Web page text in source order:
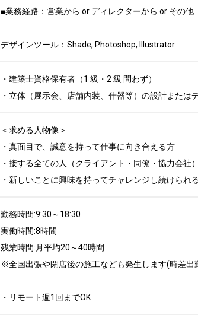
■業務経路：営業から or ディレクターから or その他
デザインツール：Shade, Photoshop, Illustrator
・建築士資格保有者（1 級・2 級 問わず）
・立体（展示会、店舗内装、什器等）の設計または
＜求める人物像＞
・真面目で、誠意を持って仕事に向き合える方
・接する全ての人（クライアント・同僚・協力会社
・新しいことに興味を持ってチャレンジし続けられ
勤務時間:9:30～18:30
実働時間:8時間
残業時間:月平均20～40時間
※全国出張や閉店後の施工なども発生します(時差出
・リモート週1回までOK